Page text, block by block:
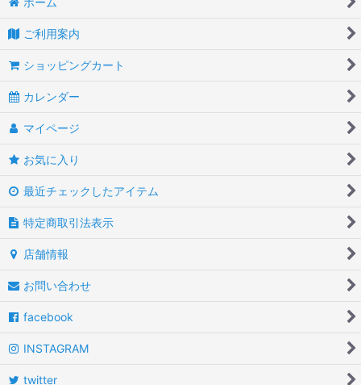
ご利用案内
ショッピングカート
カレンダー
マイページ
お気に入り
最近チェックしたアイテム
特定商取引法表示
店舗情報
お問い合わせ
facebook
INSTAGRAM
twitter